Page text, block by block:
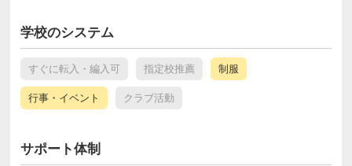
学校のシステム
すぐに転入・編入可 指定校推薦 制服
行事・イベント クラブ活動
サポート体制